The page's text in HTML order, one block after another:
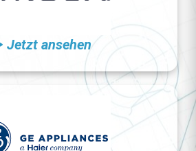
Jetzt ansehen